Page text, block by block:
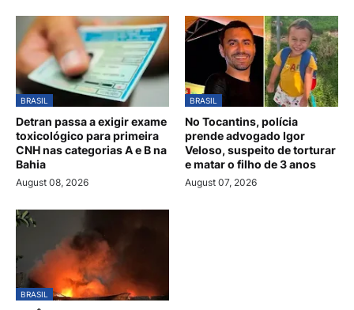
BRASIL
Detran passa a exigir exame
toxicológico para primeira
CNH nas categorias A e B na
Bahia
August 08, 2026
BRASIL
No Tocantins, polícia
prende advogado Igor
Veloso, suspeito de torturar
e matar o filho de 3 anos
August 07, 2026
BRASIL